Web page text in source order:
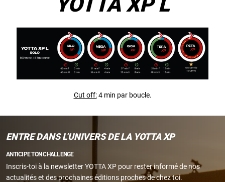
Cut off:4 min par boucle.
ENTRE DANS L’UNIVERS DE LA YOTTA XP
ANTICIPE TON CHALLENGE
Inscris-toi à la newsletter YOTTA XP pour rester informé de nos
actualités et des prochaines éditions proches de chez toi.